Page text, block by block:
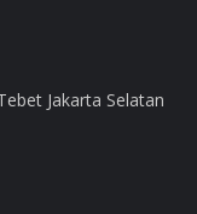
Jakarta Selatan